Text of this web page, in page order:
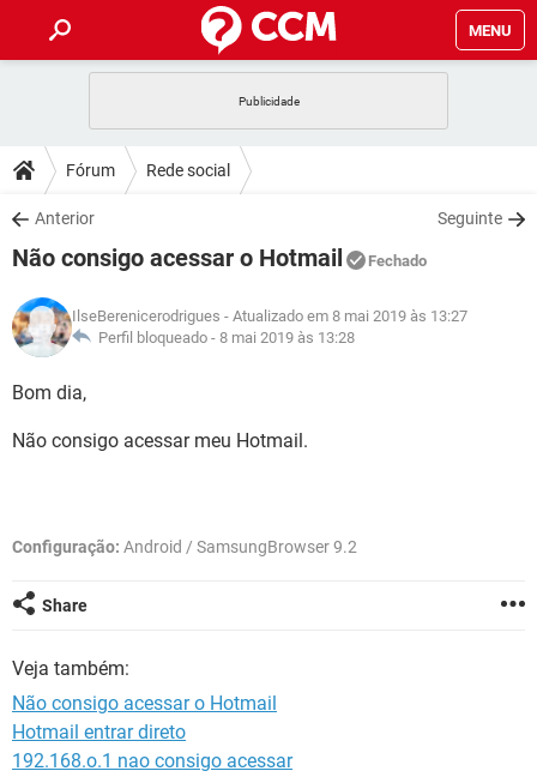
MENU
CELULAR
OUTLOOK
INSTAGRAM GMAIL
GUIA DE COMPRAS
DICAS
JOGOS
INSTAGRAM GMAIL
GUIA DE COMPRAS
DOWNLOADS
JOGOS WHATSAPP
CELULAR
OUTLOOK EXCEL
INSTAGRAM
JOGOS WHATSAPP
CELULAR
OUTLOOK
INSTAGRAM GMAIL
GLOSSÁRIO
JOGOS
GUIA DE COMPRAS
Fórum Rede social
Anterior Seguinte
Não consigo acessar o Hotmail Fechado
IlseBerenicerodrigues - Atualizado em 8 mai 2019 às 13:27
Perfil bloqueado - 8 mai 2019 às 13:28
Bom dia,
Não consigo acessar meu Hotmail.
Configuração: Android / SamsungBrowser 9.2
Share
Veja também:
Não consigo acessar o Hotmail
Hotmail entrar direto
192.168.o.1 nao consigo acessar